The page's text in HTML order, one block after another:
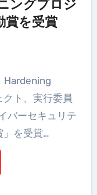
ングプロジ
賞を受賞
ト、実行委員
バーセキュリテ
」を受賞…